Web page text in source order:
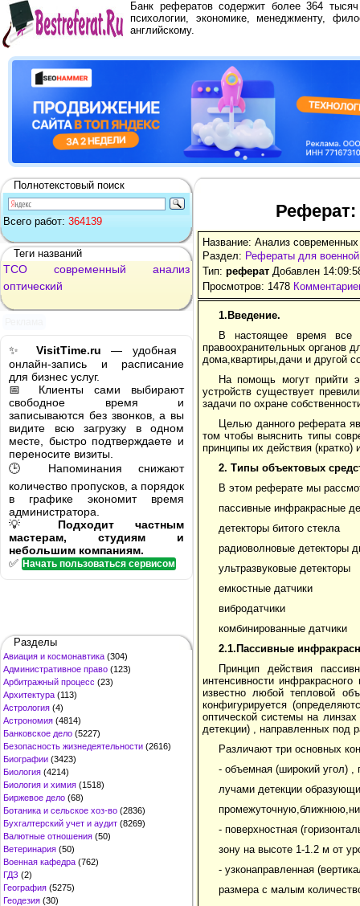
Банк рефератов содержит более 364
психологии, экономике, менеджменту,
английскому.
Полнотекстовый поиск
Всего работ: 364139
Теги названий
ТСО современный
анализ
оптический
✨ VisitTime.ru — удобная
онлайн-запись и расписание
для бизнес услуг.
📅 Клиенты сами выбирают
свободное время и
записываются без звонков, а вы
видите всю загрузку в одном
месте, быстро подтверждаете и
переносите визиты.
🕒 Напоминания снижают
количество пропусков, а порядок
в графике экономит время
администратора.
💡 Подходит частным
мастерам, студиям и
небольшим компаниям.
✅ Начать пользоваться сервисом
Разделы
Авиация и космонавтика (304)
Административное право (123)
Арбитражный процесс (23)
Архитектура (113)
Астрология (4)
Астрономия (4814)
Банковское дело (5227)
Безопасность жизнедеятельности (2616)
Биографии (3423)
Биология (4214)
Биология и химия (1518)
Биржевое дело (68)
Ботаника и сельское хоз-во (2836)
Бухгалтерский учет и аудит (8269)
Валютные отношения (50)
Ветеринария (50)
Военная кафедра (762)
ГДЗ (2)
География (5275)
Геодезия (30)
Название: Анализ
Раздел: Рефераты для
Тип: реферат Добавлен
Просмотров: 1478
1.Введение.
В настоящее время все
правоохранительных органов
дома,квартиры,дачи и другой
На помощь могут прийти
устройств существует
задачи по охране
Целью данного реферата
том чтобы выяснить типы
принципы их действия (кратко)
2. Типы объектовых
В этом реферате мы
пассивные инфракрасные
детекторы битого стекла
радиоволновые детекторы
ультразвуковые детекторы
емкостные датчики
вибродатчики
комбинированные датчики
2.1.Пассивные
Принцип действия
интенсивности
известно любой тепловой
конфигурируется
оптической системы на
детекции) , направленных под
Различают три основных
- объемная (широкий угол) ,
лучами детекции
- поверхностная
зону на высоте 1-1.2 м от
- узконаправленная
размера с малым